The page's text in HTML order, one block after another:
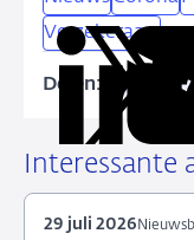
Verzekeraars
Delen:
Deel
LinkedIn
via
X
Interessante
29 juli 2026